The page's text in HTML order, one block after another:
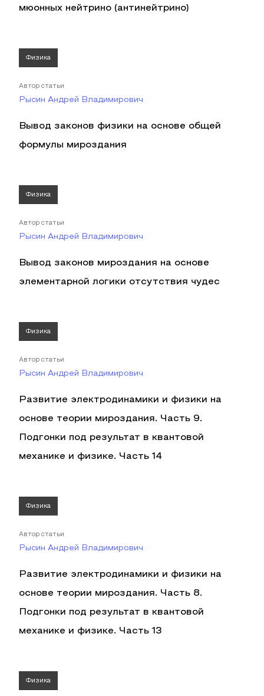
мюонных нейтрино (антинейтрино)
Физика
Автор статьи
Рысин Андрей Владимирович
Вывод законов физики на основе общей
формулы мироздания
Физика
Автор статьи
Рысин Андрей Владимирович
Вывод законов мироздания на основе
элементарной логики отсутствия чудес
Физика
Автор статьи
Рысин Андрей Владимирович
Развитие электродинамики и физики на
основе теории мироздания. Часть 9.
Подгонки под результат в квантовой
механике и физике. Часть 14
Физика
Автор статьи
Рысин Андрей Владимирович
Развитие электродинамики и физики на
основе теории мироздания. Часть 8.
Подгонки под результат в квантовой
механике и физике. Часть 13
Физика